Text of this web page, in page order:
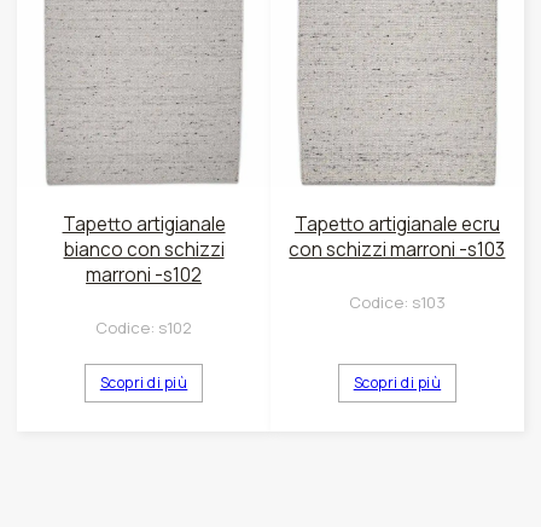
Tapetto artigianale
bianco con schizzi
marroni -s102
Codice: s102
Scopri di più
Tapetto artigianale ecru
con schizzi marroni -s103
Codice: s103
Scopri di più